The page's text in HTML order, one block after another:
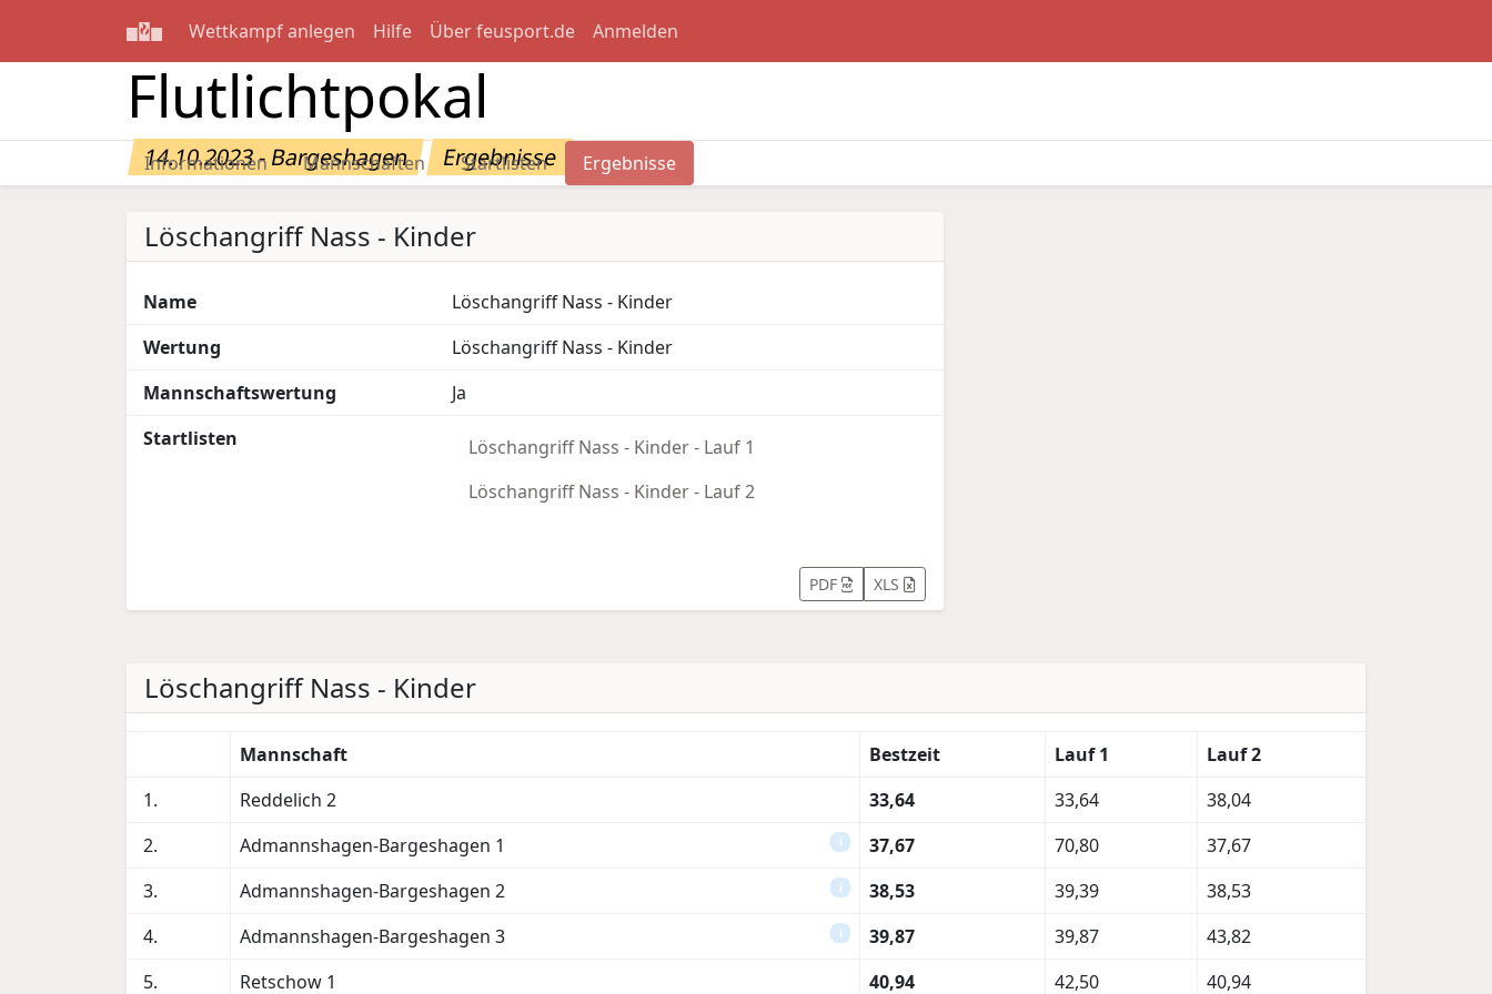
Wettkampf anlegen Hilfe Über feusport.de Anmelden
Flutlichtpokal
14.10.2023 - Bargeshagen Ergebnisse
Informationen Mannschaften Startlisten Ergebnisse
Löschangriff Nass - Kinder
Name
Löschangriff Nass - Kinder
Wertung
Löschangriff Nass - Kinder
Mannschaftswertung
Ja
Startlisten
Löschangriff Nass - Kinder - Lauf 1
Löschangriff Nass - Kinder - Lauf 2
PDF XLS
Löschangriff Nass - Kinder
Mannschaft Bestzeit Lauf 1
Lauf 2
1.
Reddelich 2 33,64 33,64
38,04
2.
Admannshagen-Bargeshagen 1 i 37,67 70,80
37,67
3.
Admannshagen-Bargeshagen 2 i 38,53 39,39
38,53
4.
Admannshagen-Bargeshagen 3 i 39,87 39,87
43,82
5.
Retschow 1 40,94 42,50 40,94